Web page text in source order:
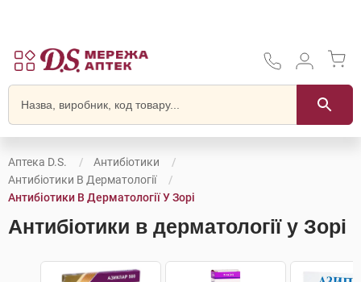
Аптека D.S.
Антибіотики
Антибіотики В Дерматології
Антибіотики В Дерматології У Зорі
Антибіотики в дерматології у Зорі